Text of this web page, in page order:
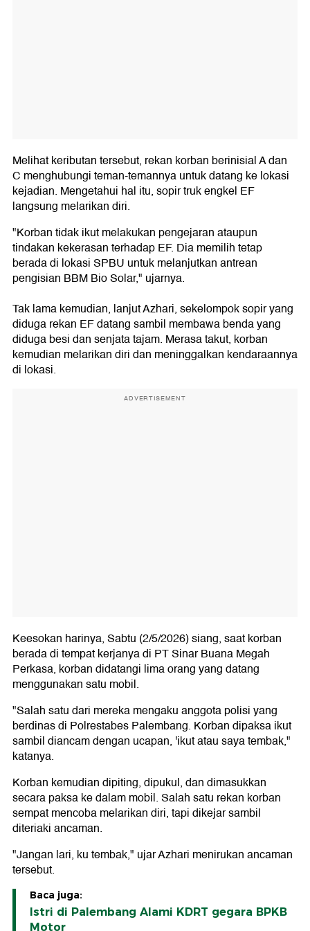
Melihat keributan tersebut, rekan korban berinisial A dan
C menghubungi teman-temannya untuk datang ke lokasi
kejadian. Mengetahui hal itu, sopir truk engkel EF
langsung melarikan diri.
"Korban tidak ikut melakukan pengejaran ataupun
tindakan kekerasan terhadap EF. Dia memilih tetap
berada di lokasi SPBU untuk melanjutkan antrean
pengisian BBM Bio Solar," ujarnya.
Tak lama kemudian, lanjut Azhari, sekelompok sopir yang
diduga rekan EF datang sambil membawa benda yang
diduga besi dan senjata tajam. Merasa takut, korban
kemudian melarikan diri dan meninggalkan kendaraannya
di lokasi.
ADVERTISEMENT
Keesokan harinya, Sabtu (2/5/2026) siang, saat korban
berada di tempat kerjanya di PT Sinar Buana Megah
Perkasa, korban didatangi lima orang yang datang
menggunakan satu mobil.
"Salah satu dari mereka mengaku anggota polisi yang
berdinas di Polrestabes Palembang. Korban dipaksa ikut
sambil diancam dengan ucapan, 'ikut atau saya tembak,"
katanya.
Korban kemudian dipiting, dipukul, dan dimasukkan
secara paksa ke dalam mobil. Salah satu rekan korban
sempat mencoba melarikan diri, tapi dikejar sambil
diteriaki ancaman.
"Jangan lari, ku tembak," ujar Azhari menirukan ancaman
tersebut.
Baca juga:
Istri di Palembang Alami KDRT gegara BPKB
Motor